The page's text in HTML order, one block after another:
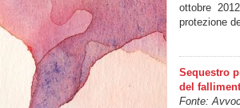
ottobre
protezione
Sequestro
del
Fonte: